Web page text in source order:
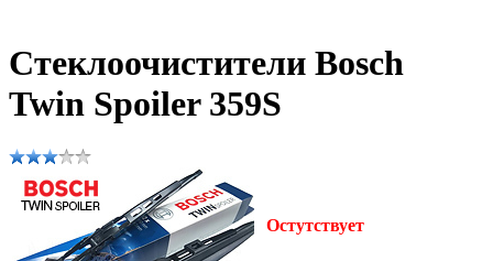
Стеклоочистители Bosch
Twin Spoiler 359S
Остутствует